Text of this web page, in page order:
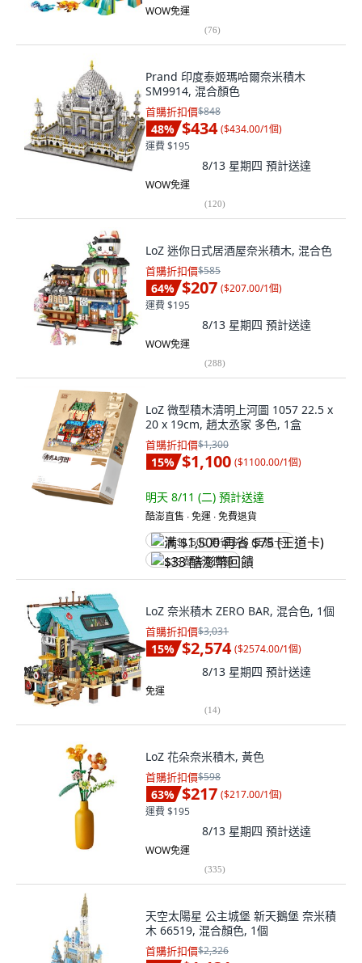
WOW免運
(76)
Prand 印度泰姬瑪哈爾奈米積木
SM9914, 混合顏色
首購折扣價$848
48% $434 ($434.00/1個)
運費 $195
8/13 星期四 預計送達
WOW免運
(120)
LoZ 迷你日式居酒屋奈米積木, 混合色
首購折扣價$585
64% $207 ($207.00/1個)
運費 $195
8/13 星期四 預計送達
WOW免運
(288)
LoZ 微型積木清明上河圖 1057 22.5 x
20 x 19cm, 趙太丞家 多色, 1盒
首購折扣價$1,300
15% $1,100 ($1100.00/1個)
明天 8/11 (二) 預計送達
酷澎直售 ∙ 免運 ∙ 免費退貨
满 $1,500 再省 $75 (王道卡)
$33 酷澎幣回饋
LoZ 奈米積木 ZERO BAR, 混合色, 1個
首購折扣價$3,031
15% $2,574 ($2574.00/1個)
8/13 星期四 預計送達
免運
(14)
LoZ 花朵奈米積木, 黃色
首購折扣價$598
63% $217 ($217.00/1個)
運費 $195
8/13 星期四 預計送達
WOW免運
(335)
天空太陽星 公主城堡 新天鵝堡 奈米積
木 66519, 混合顏色, 1個
首購折扣價$2,326